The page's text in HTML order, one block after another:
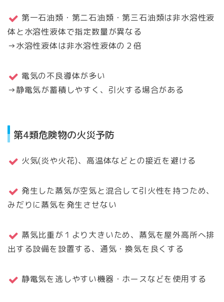
第一石油類・第二石油類・第三石油類は非水溶性液
体と水溶性液体で指定数量が異なる
→水溶性液体は非水溶性液体の２倍
電気の不良導体が多い
→静電気が蓄積しやすく、引火する場合がある
第4類危険物の火災予防
火気(炎や火花)、高温体などとの接近を避ける
発生した蒸気が空気と混合して引火性を持つため、
みだりに蒸気を発生させない
蒸気比重が１より大きいため、蒸気を屋外高所へ排
出する設備を設置する、通気・換気を良くする
静電気を逃しやすい機器・ホースなどを使用する